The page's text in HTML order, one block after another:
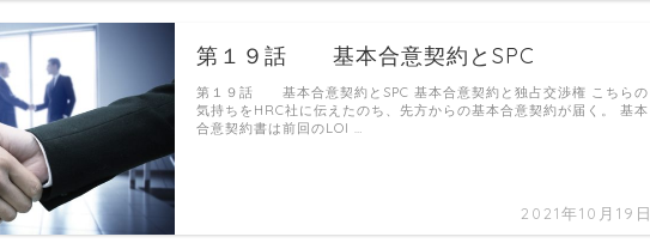
第１９話 基本合意契約とSPC
2021年10月19日
第１９話 基本合意契約とSPC 基本合意契約と独占交渉権 こちらの
気持ちをHRC社に伝えたのち、先方からの基本合意契約が届く。 基本
合意契約書は前回のLOI …